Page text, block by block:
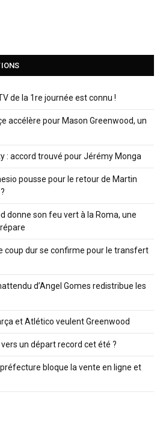
de la 1re journée est connu !
accélère pour Mason Greenwood, un
: accord trouvé pour Jérémy Monga
pousse pour le retour de Martin
donne son feu vert à la Roma, une
coup dur se confirme pour le transfert
d’Angel Gomes redistribue les
et Atlético veulent Greenwood
un départ record cet été ?
préfecture bloque la vente en ligne et